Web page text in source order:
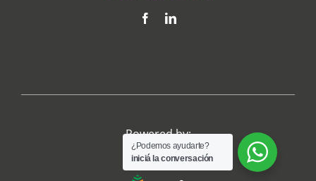
Powered by:
¿Podemos ayudarte?
iniciá la conversación